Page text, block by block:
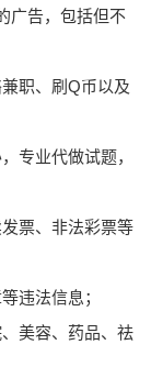
广告，包括但不
职、刷Q币以及
专业代做试题，
票、非法彩票等
违法信息；
美容、药品、祛